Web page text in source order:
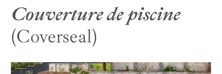
Couverture de piscine
(Coverseal)